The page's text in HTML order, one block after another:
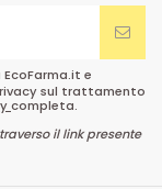
e
sul trattamento
completa.
il link presente